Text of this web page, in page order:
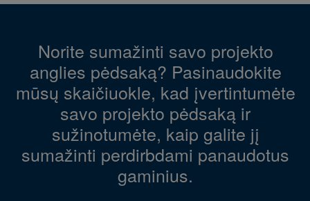
Norite sumažinti savo projekto
anglies pėdsaką? Pasinaudokite
mūsų skaičiuokle, kad įvertintumėte
savo projekto pėdsaką ir
sužinotumėte, kaip galite jį
sumažinti perdirbdami panaudotus
gaminius.